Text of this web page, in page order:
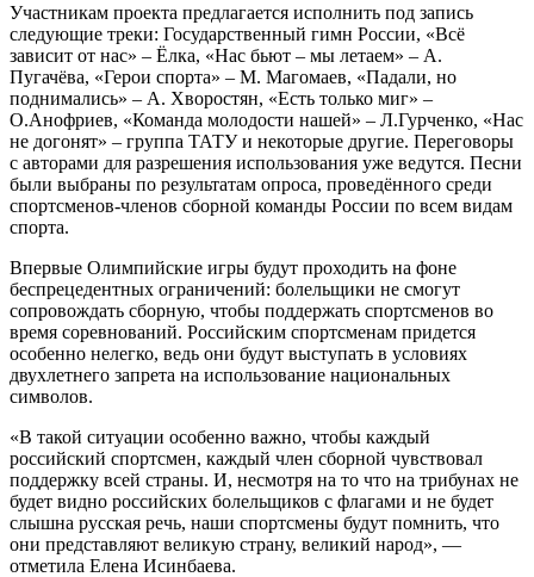
Участникам проекта предлагается исполнить под запись
следующие треки: Государственный гимн России, «Всё
зависит от нас» – Ёлка, «Нас бьют – мы летаем» – А.
Пугачёва, «Герои спорта» – М. Магомаев, «Падали, но
поднимались» – А. Хворостян, «Есть только миг» –
О.Анофриев, «Команда молодости нашей» – Л.Гурченко, «Нас
не догонят» – группа ТАТУ и некоторые другие. Переговоры
с авторами для разрешения использования уже ведутся. Песни
были выбраны по результатам опроса, проведённого среди
спортсменов-членов сборной команды России по всем видам
спорта.
Впервые Олимпийские игры будут проходить на фоне
беспрецедентных ограничений: болельщики не смогут
сопровождать сборную, чтобы поддержать спортсменов во
время соревнований. Российским спортсменам придется
особенно нелегко, ведь они будут выступать в условиях
двухлетнего запрета на использование национальных
символов.
«В такой ситуации особенно важно, чтобы каждый
российский спортсмен, каждый член сборной чувствовал
поддержку всей страны. И, несмотря на то что на трибунах не
будет видно российских болельщиков с флагами и не будет
слышна русская речь, наши спортсмены будут помнить, что
они представляют великую страну, великий народ», —
отметила Елена Исинбаева.